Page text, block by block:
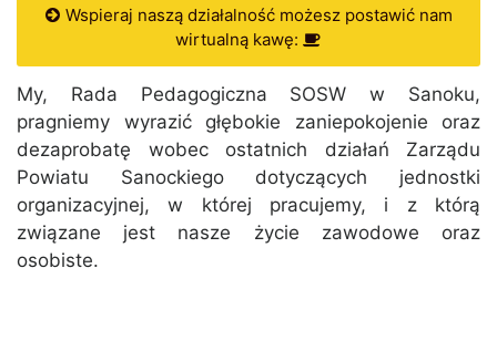
Wspieraj naszą działalność możesz postawić nam
wirtualną kawę:
My, Rada Pedagogiczna SOSW w Sanoku,
pragniemy wyrazić głębokie zaniepokojenie oraz
dezaprobatę wobec ostatnich działań Zarządu
Powiatu Sanockiego dotyczących jednostki
organizacyjnej, w której pracujemy, i z którą
związane jest nasze życie zawodowe oraz
osobiste.